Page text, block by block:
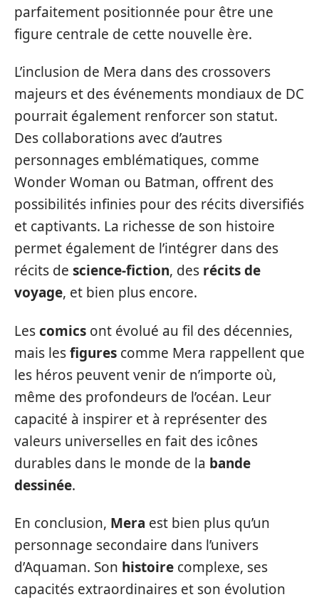
parfaitement positionnée pour être une
figure centrale de cette nouvelle ère.
L’inclusion de Mera dans des crossovers
majeurs et des événements mondiaux de DC
pourrait également renforcer son statut.
Des collaborations avec d’autres
personnages emblématiques, comme
Wonder Woman ou Batman, offrent des
possibilités infinies pour des récits diversifiés
et captivants. La richesse de son histoire
permet également de l’intégrer dans des
récits de science-fiction, des récits de
voyage, et bien plus encore.
Lescomics ont évolué au fil des décennies,
mais lesfigures comme Mera rappellent que
les héros peuvent venir de n’importe où,
même des profondeurs de l’océan. Leur
capacité à inspirer et à représenter des
valeurs universelles en fait des icônes
durables dans le monde de la bande
dessinée.
En conclusion, Mera est bien plus qu’un
personnage secondaire dans l’univers
d’Aquaman. Son histoire complexe, ses
capacités extraordinaires et son évolution